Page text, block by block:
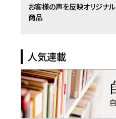
お客様の声を反映オリジナル
商品
人気連載